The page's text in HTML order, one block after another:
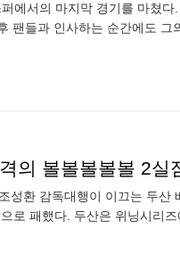
에서의 마지막 경기를 마쳤
팬들과 인사하는 순간에도 그
성환 감독대행이 이끄는 두산
로 패했다. 두산은 위닝시리